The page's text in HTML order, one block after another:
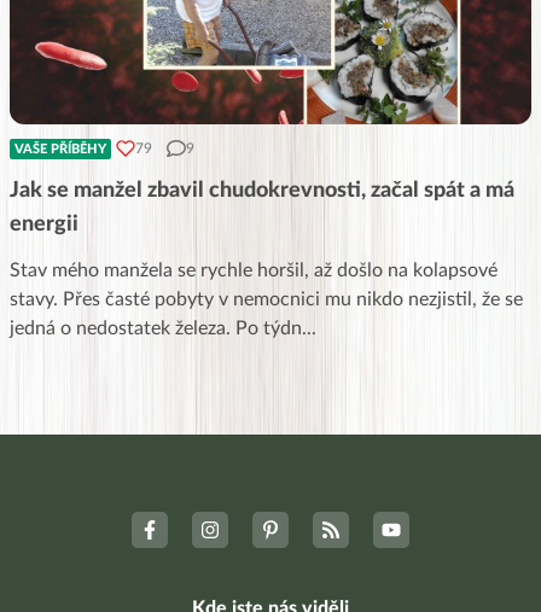
VAŠE PŘÍBĚHY 79 9
Jak se manžel zbavil chudokrevnosti, začal spát a má
energii
Stav mého manžela se rychle horšil, až došlo na kolapsové
stavy. Přes časté pobyty v nemocnici mu nikdo nezjistil, že se
jedná o nedostatek železa. Po týdn...